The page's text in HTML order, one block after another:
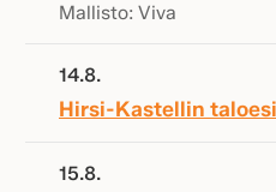
Mallisto: Viva
14.8.
Hirsi-Kastellin
15.8.